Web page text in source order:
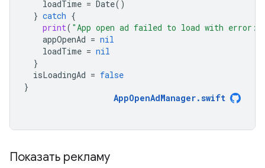
loadTime = Date()
} catch {
print( "App open ad failed to load with error:
appOpenAd = nil
loadTime = nil
}
isLoadingAd = false
}
AppOpenAdManager.swift
Показать рекламу